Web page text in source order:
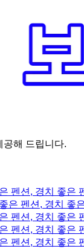
공해 드립니다.
펜션, 경치 좋은
은 펜션, 경치 좋
펜션, 경치 좋은
펜션, 경치 좋은
펜션, 경치 좋은